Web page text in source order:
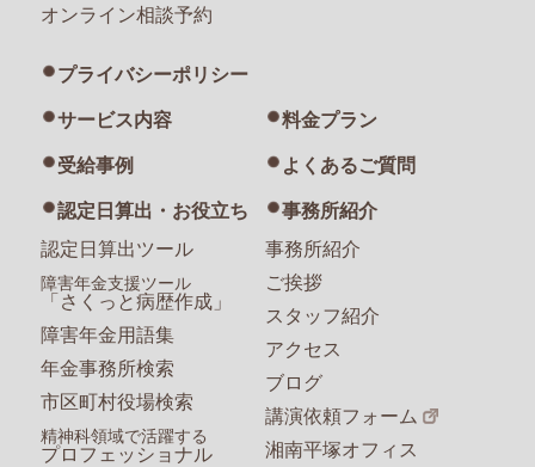
オンライン相談予約
プライバシーポリシー
サービス内容 料金プラン
受給事例 よくあるご質問
認定日算出・お役立ち
認定日算出ツール
障害年金支援ツール
「さくっと病歴作成」
障害年金用語集
年金事務所検索
市区町村役場検索
精神科領域で活躍する
プロフェッショナル
事務所紹介
事務所紹介
ご挨拶
スタッフ紹介
アクセス
ブログ
講演依頼フォーム
湘南平塚オフィス